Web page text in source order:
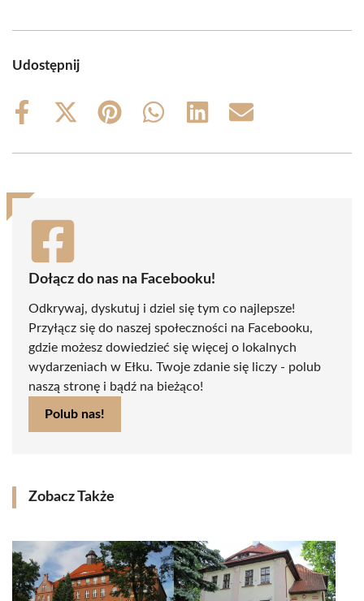
Udostępnij
Share
Share
(Twitter)
Share
Share
Share
Share
Dołącz do nas na Facebooku!
Odkrywaj, dyskutuj i dziel się tym co najlepsze!
Przyłącz się do naszej społeczności na Facebooku,
gdzie możesz dowiedzieć się więcej o lokalnych
wydarzeniach w Ełku. Twoje zdanie się liczy - polub
naszą stronę i bądź na bieżąco!
Polub nas!
Zobacz Także